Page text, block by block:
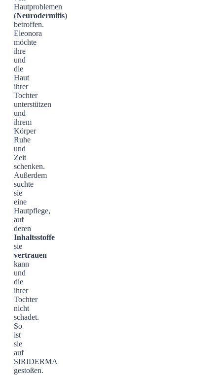
Hautproblemen
(Neurodermitis)
betroffen.
Eleonora
möchte
ihre
und
die
Haut
ihrer
Tochter
unterstützen
und
ihrem
Körper
Ruhe
und
Zeit
schenken.
Außerdem
suchte
sie
eine
Hautpflege,
auf
deren
Inhaltsstoffe
sie
vertrauen
kann
und
die
ihrer
Tochter
nicht
schadet.
So
ist
sie
auf
SIRIDERMA
gestoßen.